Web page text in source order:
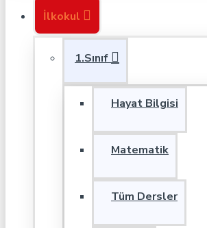
İlkokul
1.Sınıf
Hayat Bilgisi
Matematik
Tüm Dersler